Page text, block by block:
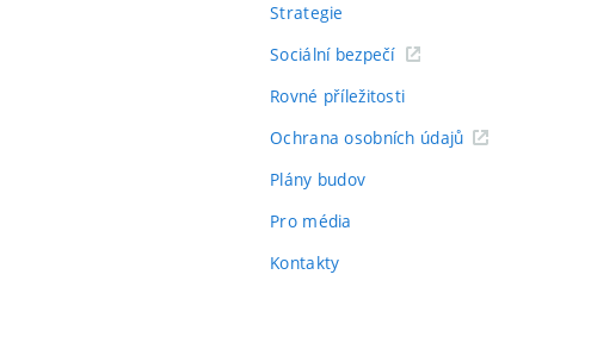
Strategie
Sociální bezpečí
Rovné příležitosti
Ochrana osobních údajů
Plány budov
Pro média
Kontakty